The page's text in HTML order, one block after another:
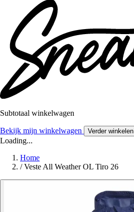
Subtotaal winkelwagen
Bekijk mijn winkelwagen Verder winkelen
Loading...
Home
/ Veste All Weather OL Tiro 26